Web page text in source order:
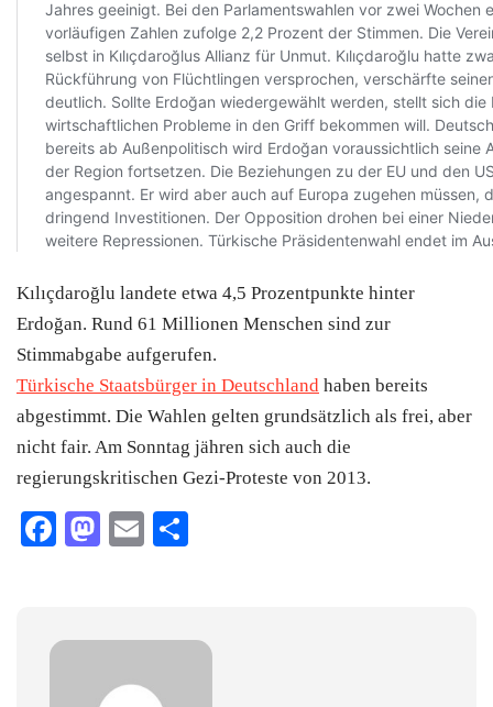
Kılıçdaroğlu landete etwa 4,5 Prozentpunkte hinter
Erdoğan. Rund 61 Millionen Menschen sind zur
Stimmabgabe aufgerufen.
Türkische Staatsbürger in Deutschland haben bereits
abgestimmt. Die Wahlen gelten grundsätzlich als frei, aber
nicht fair. Am Sonntag jähren sich auch die
regierungskritischen Gezi-Proteste von 2013.
Facebook
Mastodon
Email